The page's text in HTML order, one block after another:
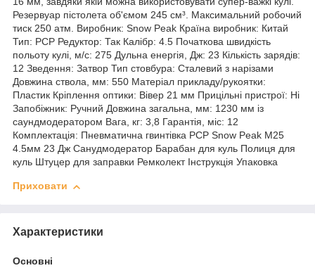
Резервуар пістолета об'ємом 245 см³. Максимальний робочий
тиск 250 атм. Виробник: Snow Peak Країна виробник: Китай
Тип: PCP Редуктор: Так Калібр: 4.5 Початкова швидкість
польоту кулі, м/с: 275 Дульна енергія, Дж: 23 Кількість зарядів:
12 Зведення: Затвор Тип стовбура: Сталевий з нарізами
Довжина ствола, мм: 550 Матеріал прикладу/рукоятки:
Пластик Кріплення оптики: Вівер 21 мм Прицільні пристрої: Ні
Запобіжник: Ручний Довжина загальна, мм: 1230 мм із
саундмодератором Вага, кг: 3,8 Гарантія, міс: 12
Комплектація: Пневматична гвинтівка PCP Snow Peak М25
4.5мм 23 Дж Санудмодератор Барабан для куль Полиця для
куль Штуцер для заправки Ремколект Інструкція Упаковка
Приховати
Характеристики
Основні